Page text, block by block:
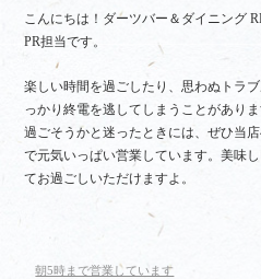
こんにちは！ダーツバー＆ダイニング
PR担当です。
楽しい時間を過ごしたり、思わぬトラ
っかり終電を逃してしまうことがあり
過ごそうかと迷ったときには、ぜひ当
で元気いっぱい営業しています。美味
てお過ごしいただけますよ。
朝5時まで営業しています